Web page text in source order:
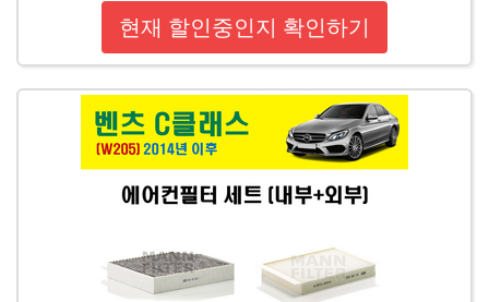
현재 할인중인지 확인하기